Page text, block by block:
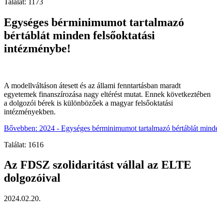
Egységes bérminimumot tartalmazó
bértáblát minden felsőoktatási
intézménybe!
A modellváltáson átesett és az állami fenntartásban maradt
egyetemek finanszírozása nagy eltérést mutat. Ennek következtében
a dolgozói bérek is különbözőek a magyar felsőoktatási
intézményekben.
Bővebben: 2024 - Egységes bérminimumot tartalmazó bértáblát
Találat: 1616
Az FDSZ szolidaritást vállal az ELTE
dolgozóival
2024.02.20.